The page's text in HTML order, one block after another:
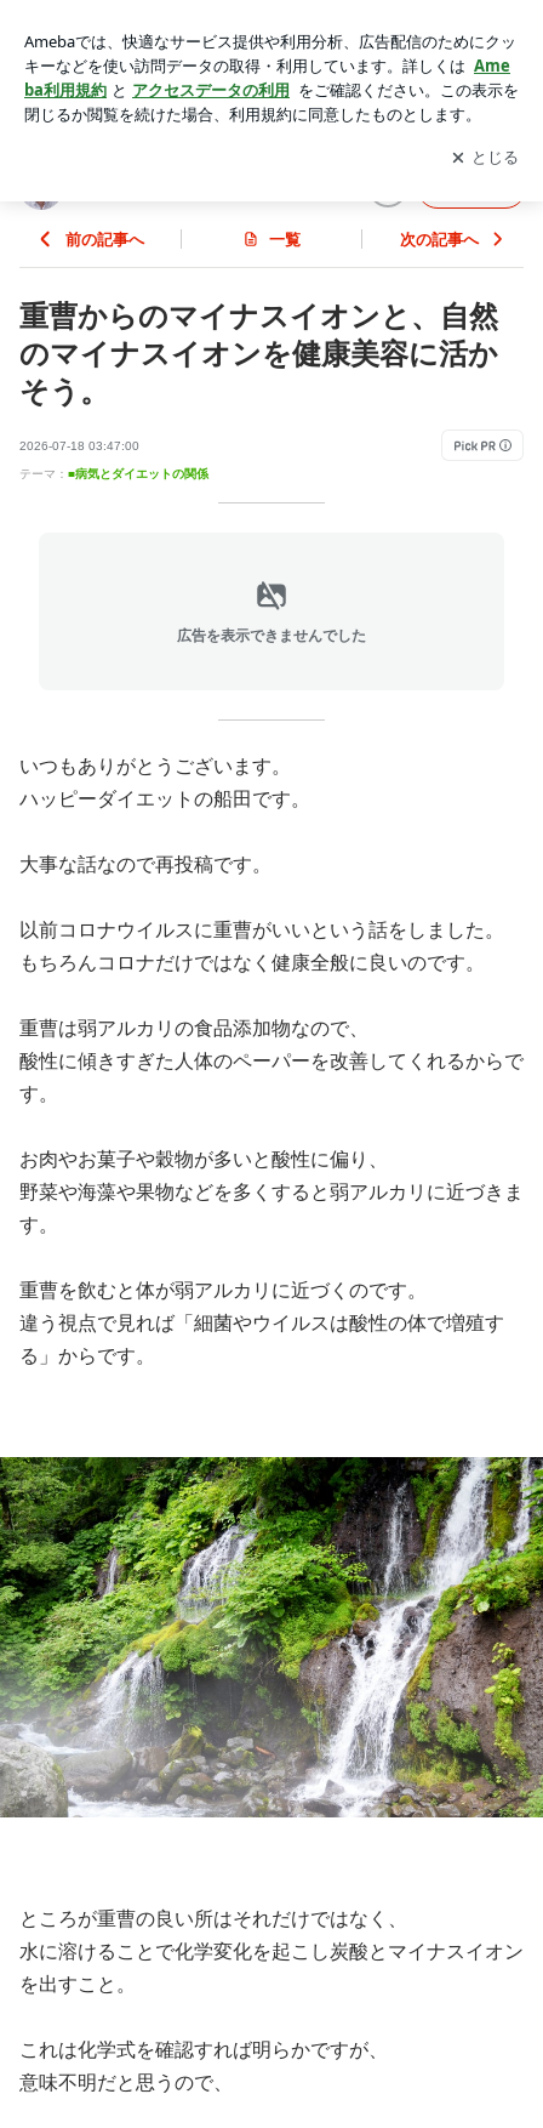
容に活かそう。 | 心と体を健康にするダイエット法
アプリをダウンロードして ブログの更新通知
を受け取りまし
ょう。
開く
前の記事へ 一覧 次の記事へ
重曹からのマイナスイオンと、自然
のマイナスイオンを健康美容に活か
そう。
2026-07-18 03:47:00
テーマ： ■病気とダイエットの関係
広告を表示できませんでした
いつもありがとうございます。
ハッピーダイエットの船田です。
大事な話なので再投稿です。
以前コロナウイルスに重曹がいいという話をしました。
もちろんコロナだけではなく健康全般に良いのです。
重曹は弱アルカリの食品添加物なので、
酸性に傾きすぎた人体のペーパーを改善してくれるからで
す。
お肉やお菓子や穀物が多いと酸性に偏り、
野菜や海藻や果物などを多くすると弱アルカリに近づきま
す。
重曹を飲むと体が弱アルカリに近づくのです。
違う視点で見れば「細菌やウイルスは酸性の体で増殖す
る」からです。
ところが重曹の良い所はそれだけではなく、
水に溶けることで化学変化を起こし炭酸とマイナスイオン
を出すこと。
これは化学式を確認すれば明らかですが、
意味不明だと思うので、